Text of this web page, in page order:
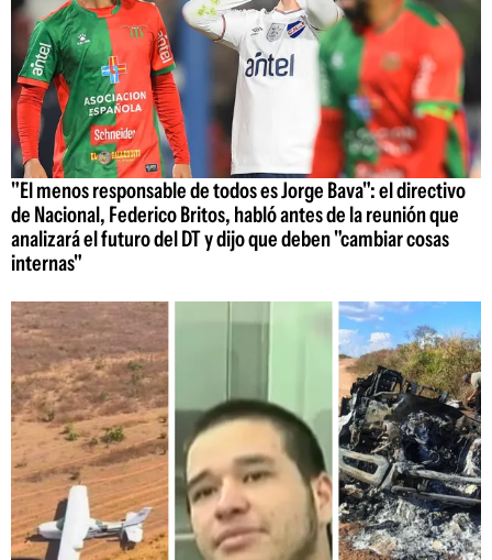
"El menos responsable de todos es Jorge Bava": el directivo
de Nacional, Federico Britos, habló antes de la reunión que
analizará el futuro del DT y dijo que deben "cambiar cosas
internas"